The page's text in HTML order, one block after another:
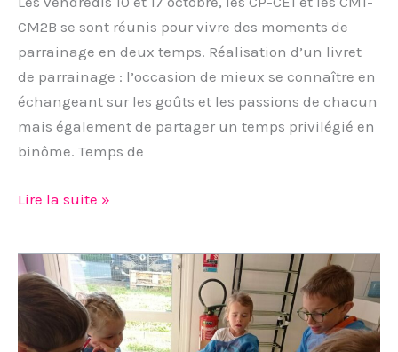
CM2B se sont réunis pour vivre des moments de
parrainage en deux temps. Réalisation d’un livret
de parrainage : l’occasion de mieux se connaître en
échangeant sur les goûts et les passions de chacun
mais également de partager un temps privilégié en
binôme. Temps de
Lire la suite »
Parrainage
MS
CE1-